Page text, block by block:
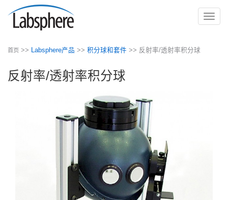
切
首页 >> Labsphere产品 >> 积分球和套件 >> 反射率/透射率积分球
反射率/透射率积分球